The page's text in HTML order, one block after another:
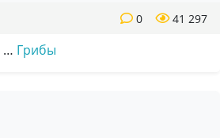
41 297
0
… Грибы